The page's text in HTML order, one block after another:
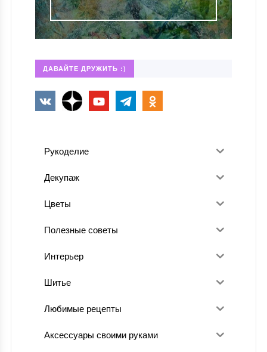
ДАВАЙТЕ ДРУЖИТЬ :)
Рукоделие
Декупаж
Цветы
Полезные советы
Интерьер
Шитье
Любимые рецепты
Аксессуары своими руками